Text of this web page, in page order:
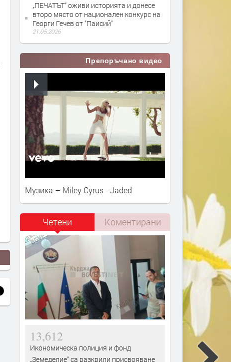
„ПЕЧАТЪТ“ оживи историята и донесе
второ място от национален конкурс на
Георги Гечев от "Паисий"
21.05.2026
Препоръчано видео
Музика – Miley Cyrus - Jaded
Четени Коментирани
13,612
Икономическа полиция и фонд
„Земеделие“ са разкрили присвояване